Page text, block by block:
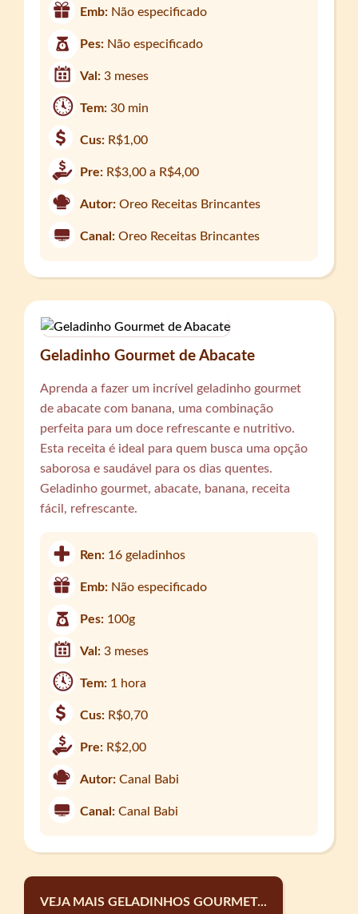
Emb: Não especificado
Pes: Não especificado
Val:3 meses
Tem:30 min
Cus: R$1,00
Pre: R$3,00 a R$4,00
Autor: Oreo Receitas Brincantes
Canal: Oreo Receitas Brincantes
Geladinho Gourmet de Abacate
Aprenda a fazer um incrível geladinho gourmet
de abacate com banana, uma combinação
perfeita para um doce refrescante e nutritivo.
Esta receita é ideal para quem busca uma opção
saborosa e saudável para os dias quentes.
Geladinho gourmet, abacate, banana, receita
fácil, refrescante.
Ren: 16 geladinhos
Emb: Não especificado
Pes: 100g
Val:3 meses
Tem: 1 hora
Cus: R$0,70
Pre: R$2,00
Autor: Canal Babi
Canal: Canal Babi
VEJA MAIS GELADINHOS GOURMET...